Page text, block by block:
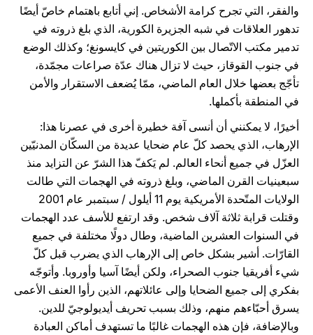
والفقر، التي تجرح كرامة الأشخاص. إني أتابع باهتمام خاصّ أيضًا
تدهور العلاقات في شبه الجزيرة الكورية، الذي بلغ ذروته في
تدمير مكتب الاتّصال بين الكوريتين في كايسونغ؛ وكذلك الوضع
في جنوب القوقاز، حيث لا تزال هناك عدّة صراعات مجمّدة،
تأجّج بعضها خلال العام الماضي، ممّا يُضعف الاستقرار والأمن
في المنطقة بأكملها.
أخيرًا، لا يمكنني أن أنسى آفة خطيرة أخرى في عصرنا هذا:
الإرهاب، الذي يحصد كلّ عام ضحايا عديدة من السكّان المدنيّين
العزّل في جميع أنحاء العالم. لم يَكفّ هذا الشرّ عن التزايد منذ
سبعينيات القرن الماضي، وبلغ ذروته في الهجمات التي طالت
الولايات المتّحدة الأمريكية يوم 11 أيلول / سبتمبر عام 2001
وقتلت قرابة ثلاثة آلاف شخص. وقد ارتفع للأسف عدد الهجمات
في السنوات العشرين الماضية، وطال دولًا مختلفة في جميع
القارّات. أشير بشكل خاص إلى الإرهاب الذي يضرب قبل كلّ
شيء أفريقيا جنوب الصحراء، ولكن أيضًا آسيا وأوروبا. وأتوجّه
بفكري إلى جميع الضحايا وإلى عائلاتهم، الذين رأوا العنف الأعمى
يسرق أحبّاءهم منهم، وذلك بسبب تحريف أيديولوجيّ للدين.
وبالإضافة، فإن هذه الهجمات غالبًا ما تستهدف أماكن العبادة